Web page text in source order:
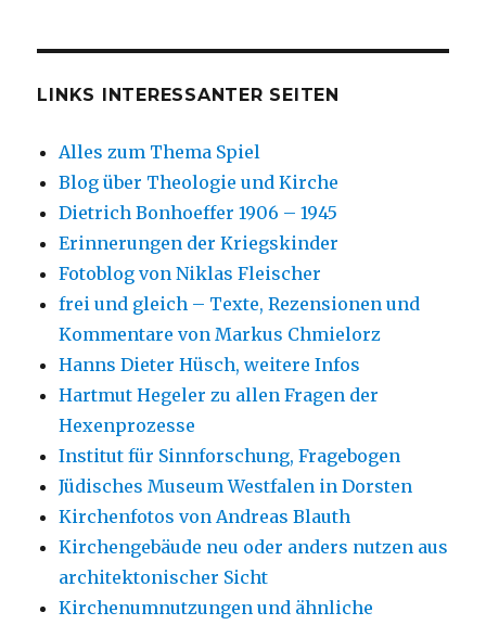
LINKS INTERESSANTER SEITEN
Alles zum Thema Spiel
Blog über Theologie und Kirche
Dietrich Bonhoeffer 1906 – 1945
Erinnerungen der Kriegskinder
Fotoblog von Niklas Fleischer
frei und gleich – Texte, Rezensionen und
Kommentare von Markus Chmielorz
Hanns Dieter Hüsch, weitere Infos
Hartmut Hegeler zu allen Fragen der
Hexenprozesse
Institut für Sinnforschung, Fragebogen
Jüdisches Museum Westfalen in Dorsten
Kirchenfotos von Andreas Blauth
Kirchengebäude neu oder anders nutzen aus
architektonischer Sicht
Kirchenumnutzungen und ähnliche